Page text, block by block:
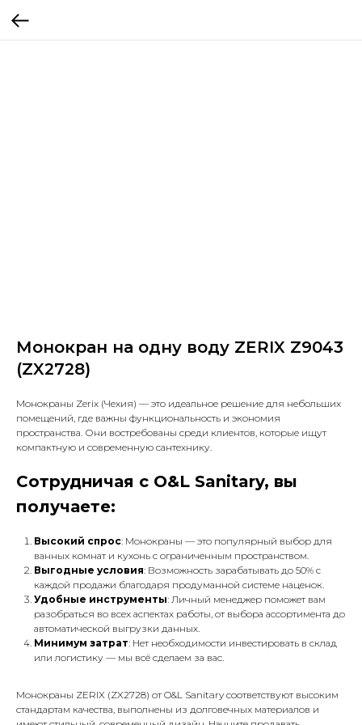
Монокран на одну воду ZERIX Z9043
(ZX2728)
Монокраны Zerix (Чехия) — это идеальное решение для небольших
помещений, где важны функциональность и экономия
пространства. Они востребованы среди клиентов, которые ищут
компактную и современную сантехнику.
Сотрудничая с O&L Sanitary, вы
получаете:
Высокий спрос: Монокраны — это популярный выбор для
ванных комнат и кухонь с ограниченным пространством.
Выгодные условия: Возможность зарабатывать до 50% с
каждой продажи благодаря продуманной системе наценок.
Удобные инструменты: Личный менеджер поможет вам
разобраться во всех аспектах работы, от выбора ассортимента до
автоматической выгрузки данных.
Минимум затрат: Нет необходимости инвестировать в склад
или логистику — мы всё сделаем за вас.
Монокраны ZERIX (ZX2728) от O&L Sanitary соответствуют высоким
стандартам качества, выполнены из долговечных материалов и